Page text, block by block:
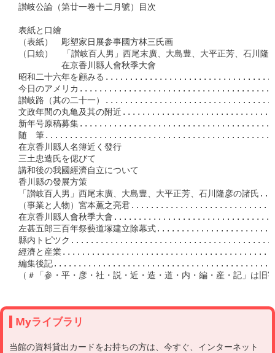
Myライブラリ
当館の資料貸出カードをお持ちの方は、今すぐ、インターネット